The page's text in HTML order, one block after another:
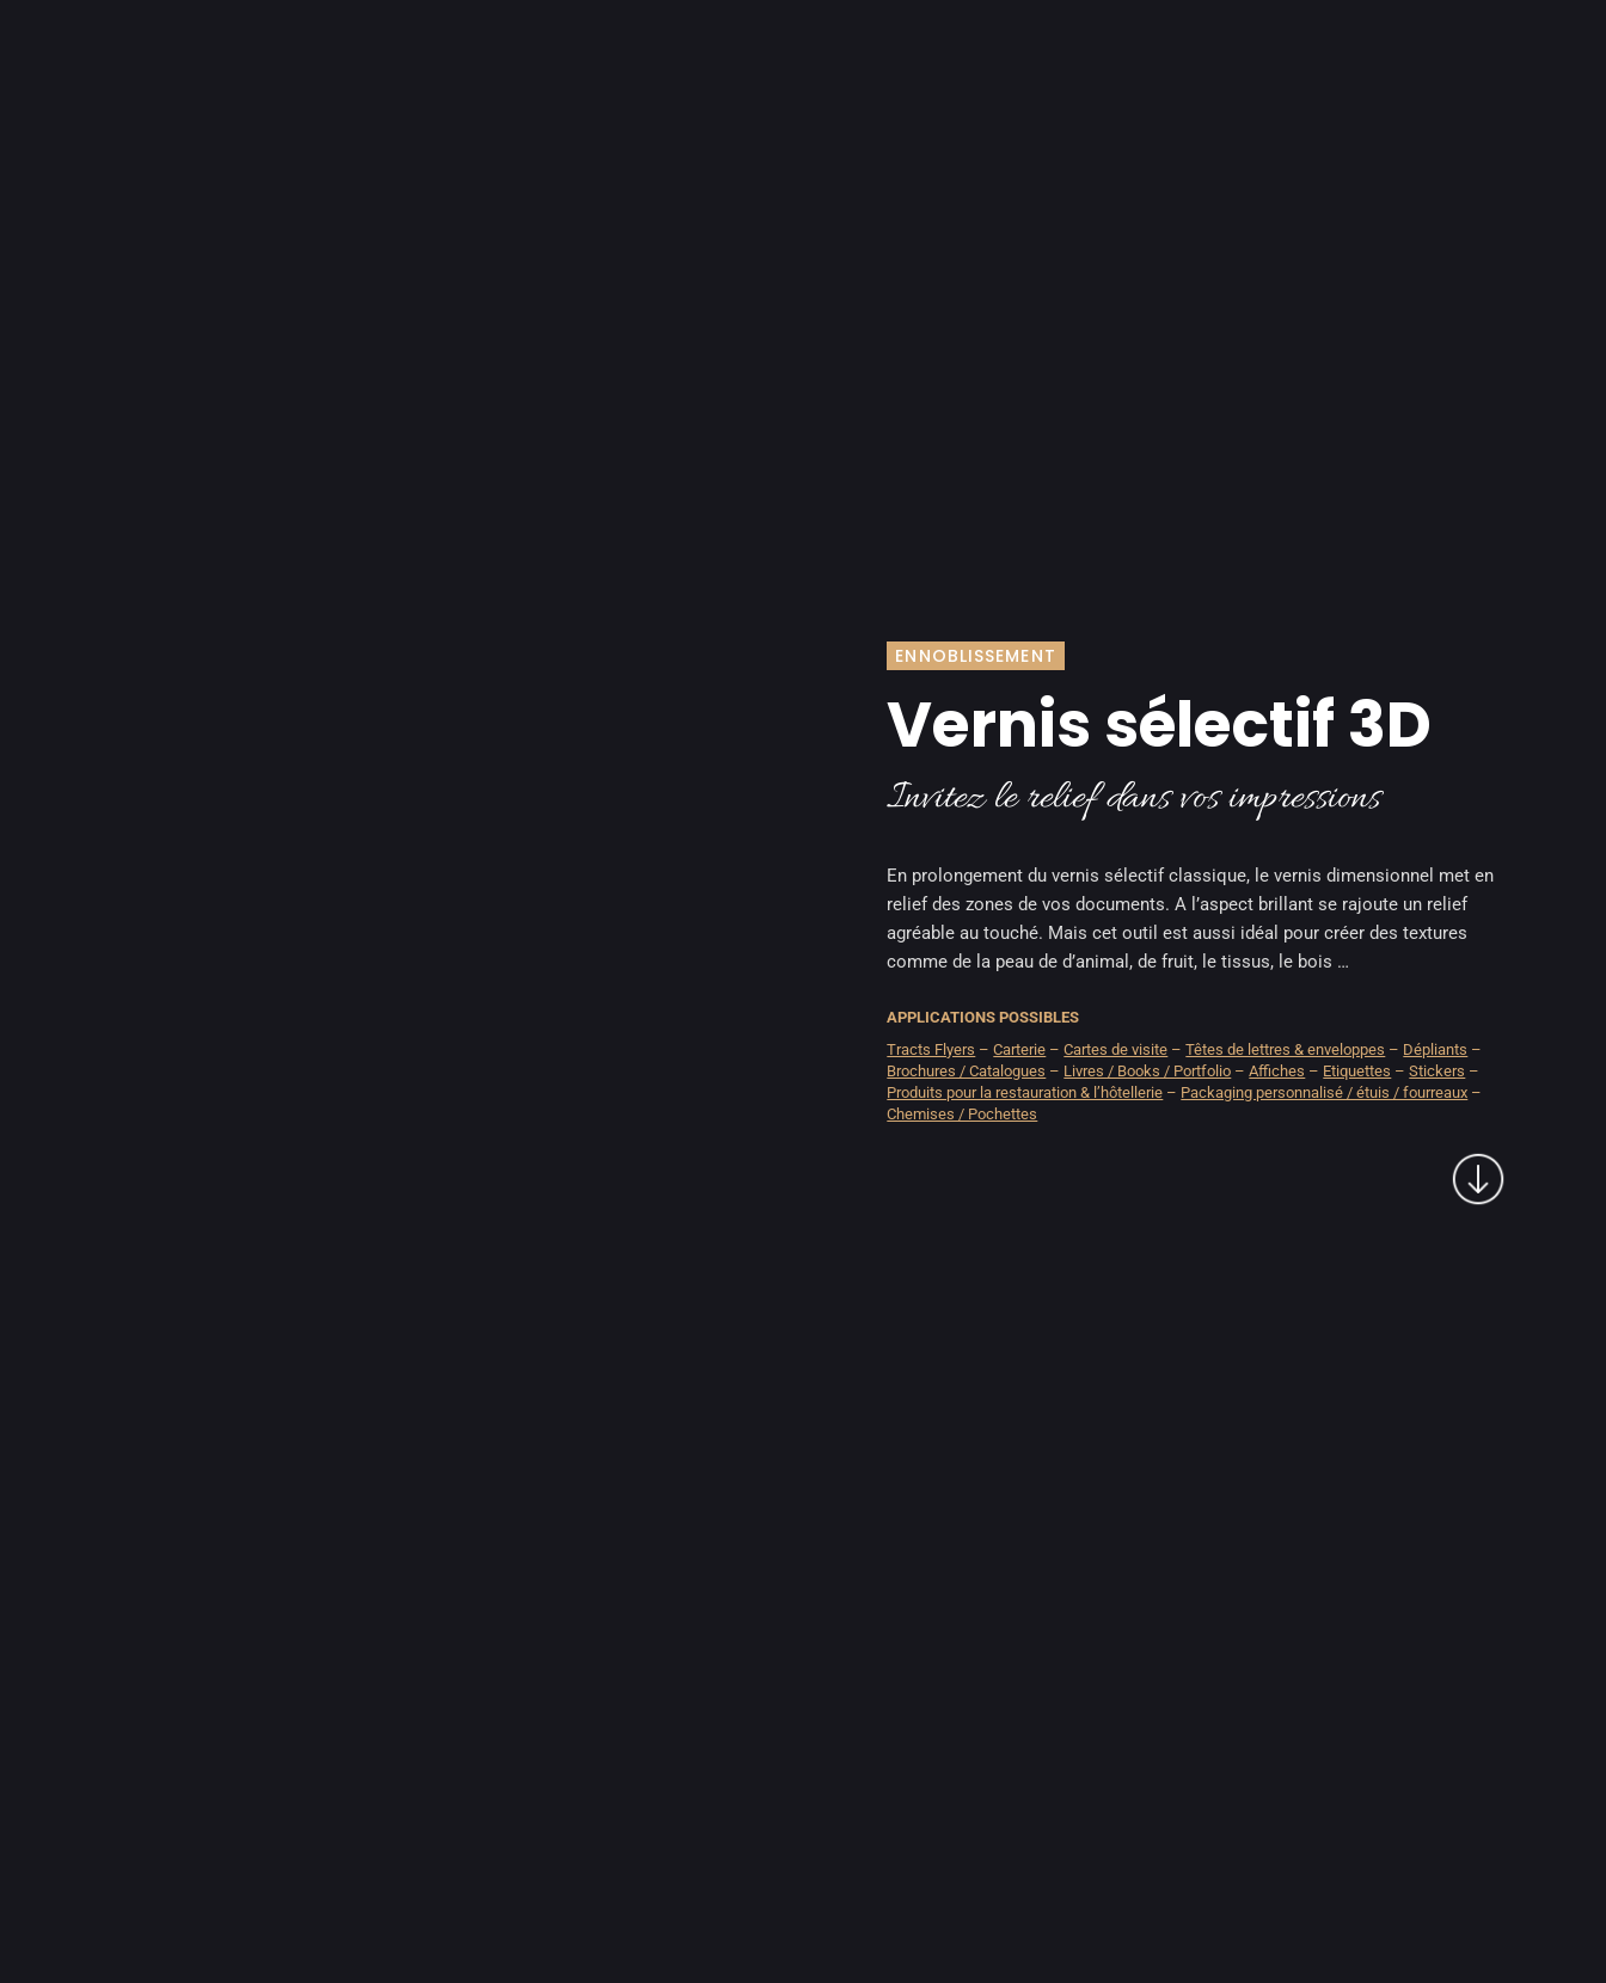
ENNOBLISSEMENT
Vernis sélectif 3D
Invitez le relief dans vos impressions
En prolongement du vernis sélectif classique, le vernis dimensionnel met en
relief des zones de vos documents. A l’aspect brillant se rajoute un relief
agréable au touché. Mais cet outil est aussi idéal pour créer des textures
comme de la peau de d’animal, de fruit, le tissus, le bois …
APPLICATIONS POSSIBLES
Tracts Flyers –Carterie –Cartes de visite –Têtes de lettres & enveloppes – Dépliants –
Brochures / Catalogues – Livres / Books / Portfolio –Affiches – Etiquettes –Stickers –
Produits pour la restauration & l’hôtellerie – Packaging personnalisé / étuis / fourreaux –
Chemises / Pochettes